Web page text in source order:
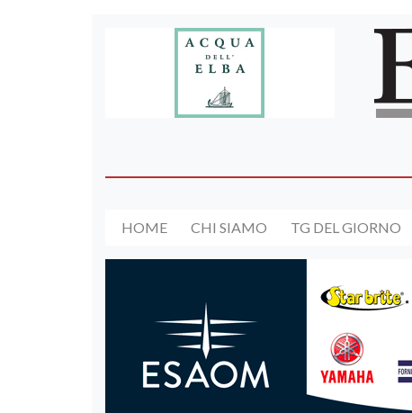
HOME CHI SIAMO TG DEL GIORNO